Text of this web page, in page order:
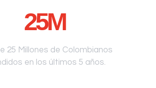
25M
25 Millones de Colombianos
en los últimos 5 años.